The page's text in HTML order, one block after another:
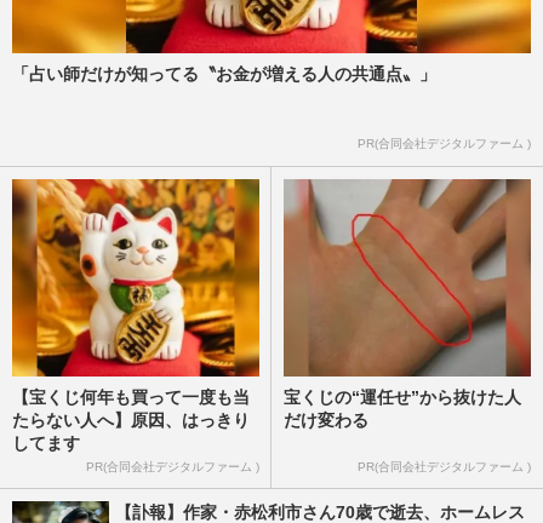
「占い師だけが知ってる〝お金が増える人の共通点〟」
PR(合同会社デジタルファーム )
【宝くじ何年も買って一度も当
たらない人へ】原因、はっきり
してます
PR(合同会社デジタルファーム )
宝くじの“運任せ”から抜けた人
だけ変わる
PR(合同会社デジタルファーム )
【訃報】作家・赤松利市さん70歳で逝去、ホームレス